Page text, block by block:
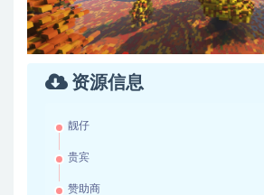
资源信息
靓仔
贵宾
赞助商